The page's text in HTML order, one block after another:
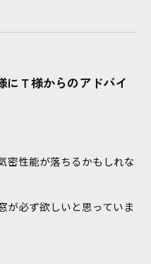
にＴ様からのアドバイ
密性能が落ちるかもしれな
が必ず欲しいと思っていま